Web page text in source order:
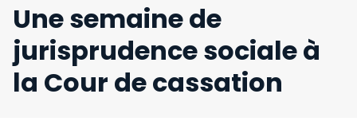
Une semaine de
jurisprudence sociale à
la Cour de cassation